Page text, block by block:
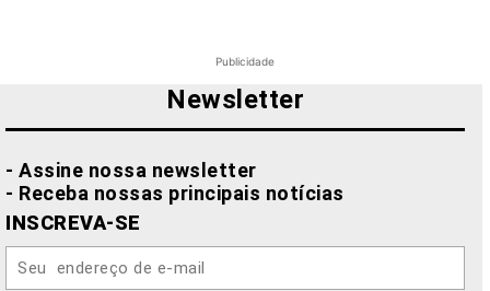
Publicidade
Newsletter
- Assine nossa newsletter
- Receba nossas principais notícias
INSCREVA-SE